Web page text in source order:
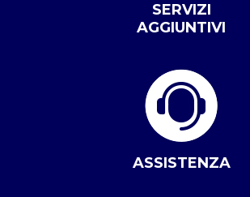
SERVIZI
AGGIUNTIVI
ASSISTENZA